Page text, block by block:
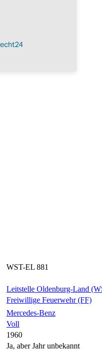
WST-EL 881
Leitstelle Oldenburg-Land
Freiwillige Feuerwehr (FF)
Mercedes-Benz
Voll
1960
Ja, aber Jahr unbekannt